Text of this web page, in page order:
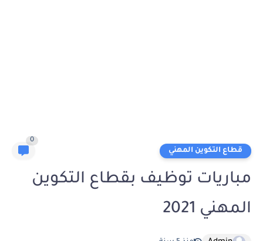
قطاع التكوين المهني
0
مباريات توظيف بقطاع التكوين
المهني 2021